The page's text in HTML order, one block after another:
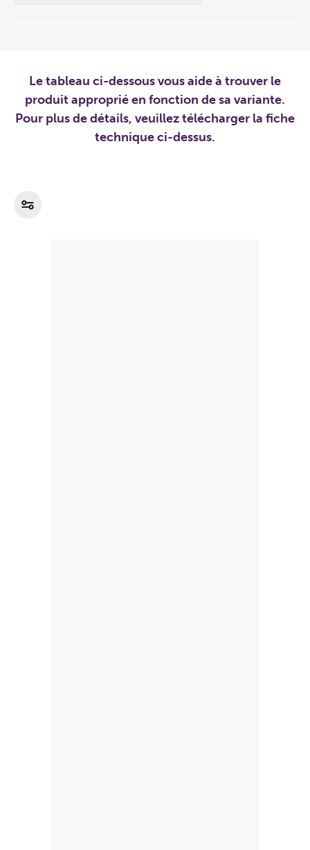
Le tableau ci-dessous vous aide à trouver le
produit approprié en fonction de sa variante.
Pour plus de détails, veuillez télécharger la fiche
technique ci-dessus.